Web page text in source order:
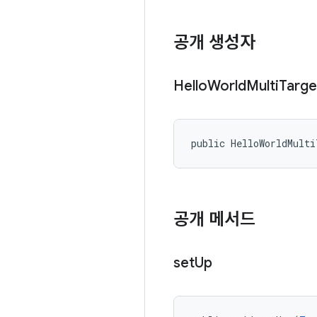
공개 생성자
HelloWorldMulti
public
공개 메서드
setUp